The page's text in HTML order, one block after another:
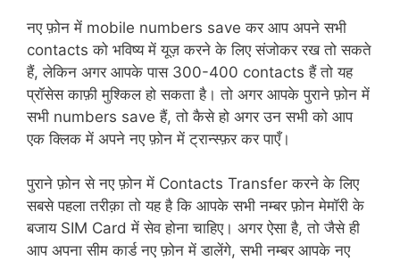
नए फ़ोन में mobile numbers save कर आप अपने सभी
contacts को भविष्य में यूज़ करने के लिए संजोकर रख तो सकते
हैं, लेकिन अगर आपके पास 300-400 contacts हैं तो यह
प्रॉसेस काफ़ी मुश्किल हो सकता है। तो अगर आपके पुराने फ़ोन में
सभी numbers save हैं, तो कैसे हो अगर उन सभी को आप
एक क्लिक में अपने नए फ़ोन में ट्रान्स्फ़र कर पाएँ।
पुराने फ़ोन से नए फ़ोन में Contacts Transfer करने के लिए
सबसे पहला तरीक़ा तो यह है कि आपके सभी नम्बर फ़ोन मेमॉरी के
बजाय SIM Card में सेव होना चाहिए। अगर ऐसा है, तो जैसे ही
आप अपना सीम कार्ड नए फ़ोन में डालेंगे, सभी नम्बर आपके नए